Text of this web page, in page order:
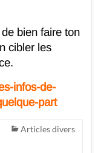
bien faire ton
cibler les
infos-de-
part
Articles divers